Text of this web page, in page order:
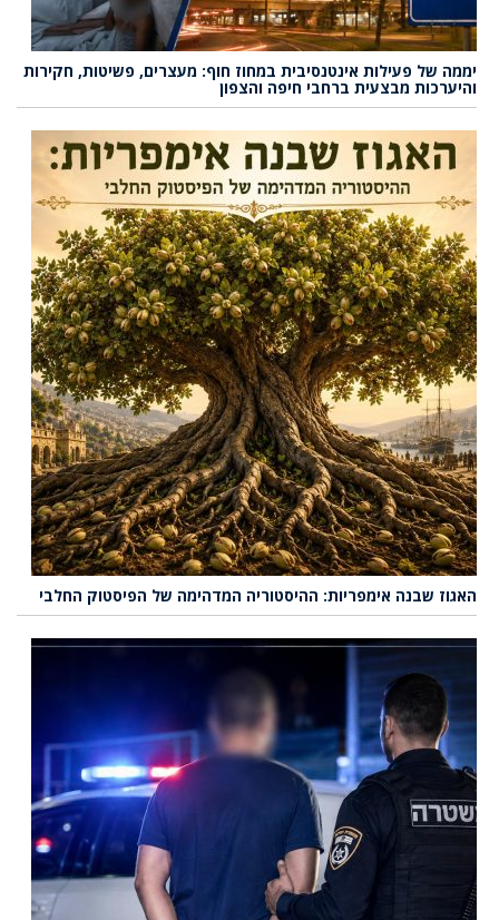
יממה של פעילות אינטנסיבית במחוז חוף: מעצרים, פשיטות, חקירות
והיערכות מבצעית ברחבי חיפה והצפון
האגוז שבנה אימפריות: ההיסטוריה המדהימה של הפיסטוק החלבי